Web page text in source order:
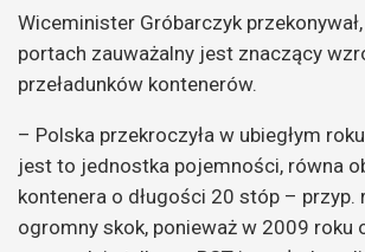
Wiceminister Gróbarczyk
portach zauważalny jest znaczący
przeładunków kontenerów.
– Polska przekroczyła w ubiegłym
jest to jednostka pojemności, równa
kontenera o długości 20 stóp – przyp.
ogromny skok, ponieważ w 2009 roku